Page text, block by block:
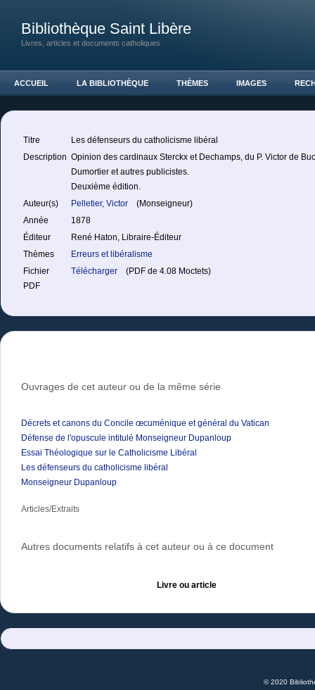
Bibliothèque Saint Libère
Livres, articles et documents catholiques
ACCUEIL LA BIBLIOTHÈQUE THÈMES IMAGES
Titre
Les défenseurs du catholicisme libéral
Description Opinion des cardinaux Sterckx et Dechamps, du P. Victor de
Dumortier et autres publicistes.
Deuxième édition.
Auteur(s)
Pelletier, Victor
(Monseigneur)
Année
1878
Éditeur
René Haton, Libraire-Éditeur
Thèmes
Erreurs et libéralisme
Fichier
PDF
Télécharger (PDF de 4.08 Moctets)
Ouvrages de cet auteur ou de la même série
Décrets et canons du Concile œcuménique et général du Vatican
Défense de l'opuscule intitulé Monseigneur Dupanloup
Essai Théologique sur le Catholicisme Libéral
Les défenseurs du catholicisme libéral
Monseigneur Dupanloup
Articles/Extraits
Autres documents relatifs à cet auteur ou à ce document
Livre ou article
© 2020